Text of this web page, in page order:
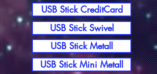
USB Stick CreditCard
USB Stick Swivel
USB Stick Metall
USB Stick Mini Metall